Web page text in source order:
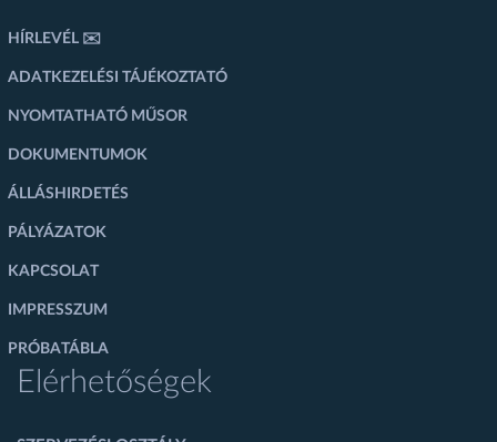
HÍRLEVÉL ✉️
ADATKEZELÉSI TÁJÉKOZTATÓ
NYOMTATHATÓ MŰSOR
DOKUMENTUMOK
ÁLLÁSHIRDETÉS
PÁLYÁZATOK
KAPCSOLAT
IMPRESSZUM
PRÓBATÁBLA
Elérhetőségek